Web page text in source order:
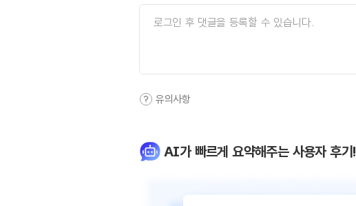
유의사항
AI가 빠르게 요약해주는 사용자 후기!